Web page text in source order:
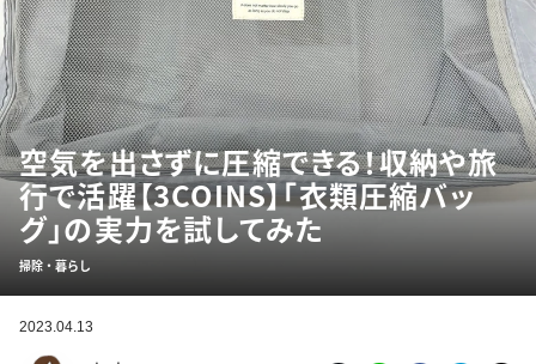
空気を出さずに圧縮できる！収納や旅
行で活躍【3COINS】「衣類圧縮バッ
グ」の実力を試してみた
掃除・暮らし
2023.04.13